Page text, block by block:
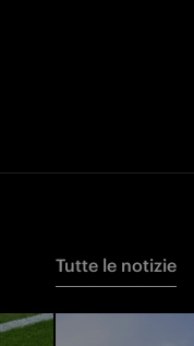
Tutte le notizie